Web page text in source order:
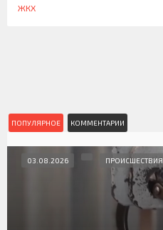
ЖКХ
ПОПУЛЯРНОЕ КОММЕНТАРИИ
03.08.2026 ПРОИСШЕСТВИЯ